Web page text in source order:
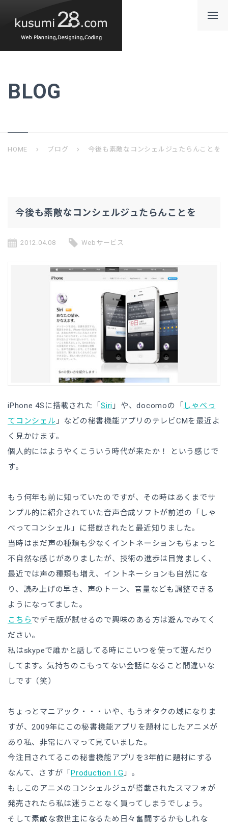
BLOG
HOME chevron_right ブログ chevron_right 今後も素敵なコンシェルジュたらんことを
今後も素敵なコンシェルジュたらんことを
2012.04.08 Webサービス
iPhone 4Sに搭載された「 Siri 」や、docomoの「 しゃべっ
てコンシェル 」などの秘書機能アプリのテレビCMを最近よ
く見かけます。
個人的にはようやくこういう時代が来たか！ という感じで
す。
もう何年も前に知っていたのですが、その時はあくまでサ
ンプル的に紹介されていた音声合成ソフトが前述の「しゃ
べってコンシェル」に搭載されたと最近知りました。
当時はまだ声の種類も少なくイントネーションもちょっと
不自然な感じがありましたが、技術の進歩は目覚ましく、
最近では声の種類も増え、イントネーションも自然にな
り、読み上げの早さ、声のトーン、音量なども調整できる
ようになってました。
こちらでデモ版が試せるので興味のある方は遊んでみてく
ださい。
私はskypeで誰かと話してる時にこいつを使って遊んだり
してます。気持ちのこもってない会話になること間違いな
しです（笑）
ちょっとマニアック・・・いや、もうオタクの域になりま
すが、2009年にこの秘書機能アプリを題材にしたアニメが
あり私、非常にハマって見ていました。
今注目されてるこの秘書機能アプリを3年前に題材にする
なんて、さすが「 Production I.G 」。
もしこのアニメのコンシェルジュが搭載されたスマフォが
発売されたら私は迷うことなく買ってしまうでしょう。
そして素敵な救世主になるため日々奮闘するかもしれな